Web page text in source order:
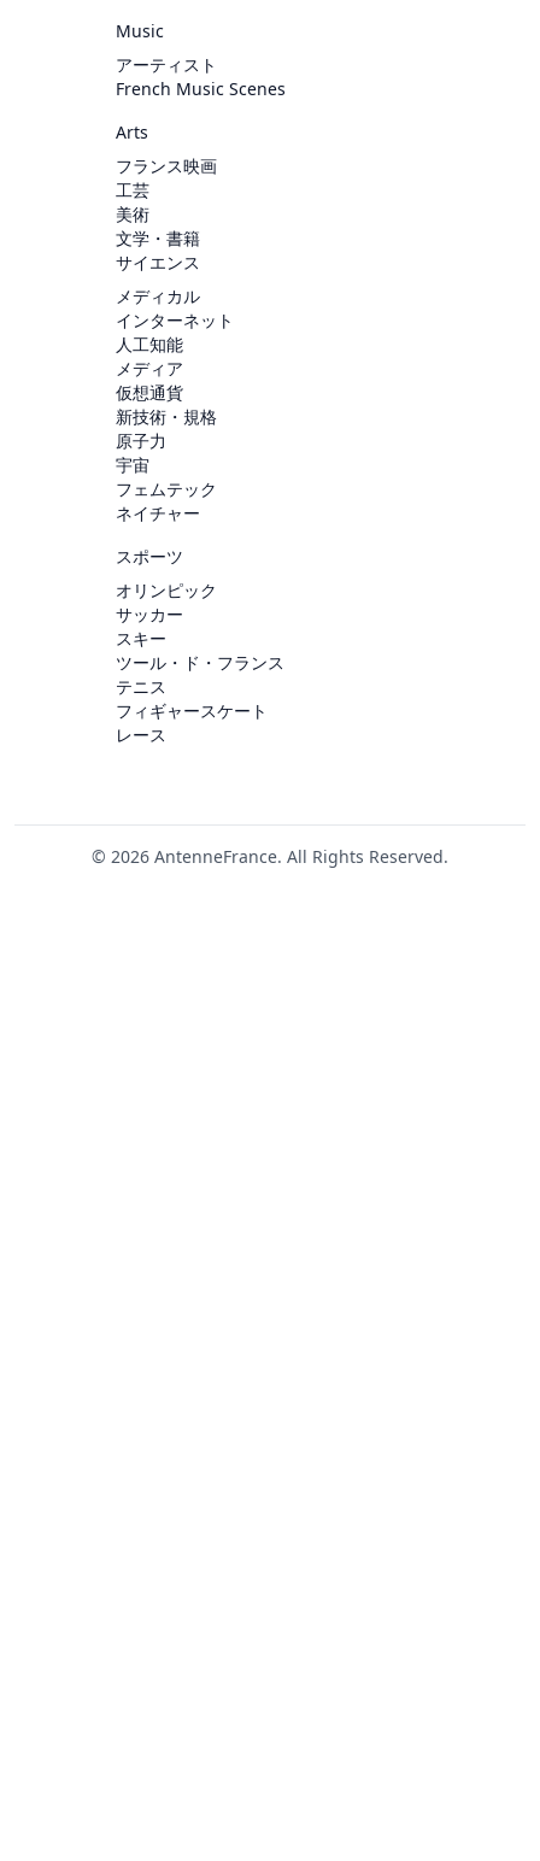
Music
アーティスト
French Music Scenes
Arts
フランス映画
工芸
美術
文学・書籍
サイエンス
メディカル
インターネット
人工知能
メディア
仮想通貨
新技術・規格
原子力
宇宙
フェムテック
ネイチャー
スポーツ
オリンピック
サッカー
スキー
ツール・ド・フランス
テニス
フィギャースケート
レース
© 2026 AntenneFrance. All Rights Reserved.